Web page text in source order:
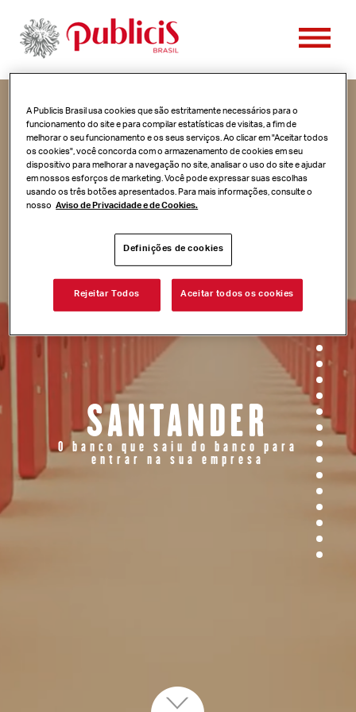
CONTATO
CLIENTES
CASES
VAGAS
NOTÍCIAS
SANTANDER
O banco que saiu do banco para
entrar na sua empresa
A Publicis Brasil usa cookies que são estritamente necessários para o
funcionamento do site e para compilar estatísticas de visitas, a fim de
melhorar o seu funcionamento e os seus serviços. Ao clicar em "Aceitar todos
os cookies", você concorda com o armazenamento de cookies em seu
dispositivo para melhorar a navegação no site, analisar o uso do site e ajudar
em nossos esforços de marketing. Você pode expressar suas escolhas
usando os três botões apresentados. Para mais informações, consulte o
nosso Aviso de Privacidade e de Cookies.
Definições de cookies
Rejeitar Todos Aceitar todos os cookies